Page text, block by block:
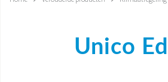
GEÏNTEGREERDE SYSTEMENUnico